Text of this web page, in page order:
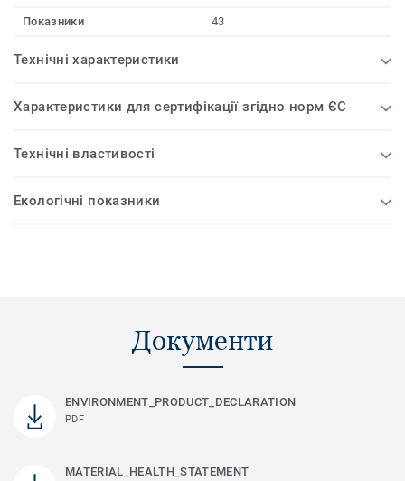
Показники 43
Технічні характеристики
Характеристики для сертифікації згідно норм ЄС
Технічні властивості
Екологічні показники
Документи
ENVIRONMENT_PRODUCT_DECLARATION
PDF
MATERIAL_HEALTH_STATEMENT